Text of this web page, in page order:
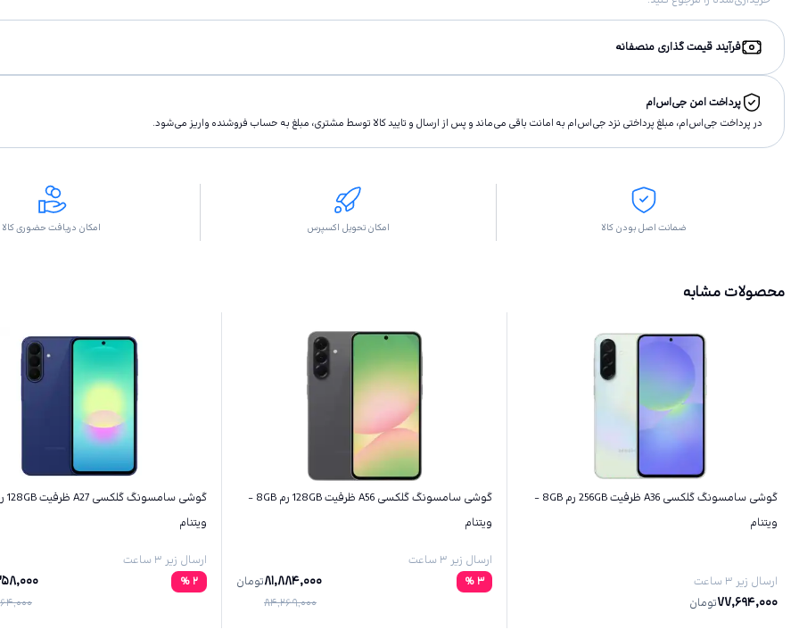
فرآیند قیمت گذاری منصفانه
پرداخت امن جی‌اس‌ام
در پرداخت جی‌اس‌ام، مبلغ پرداختى نزد جی‌اس‌ام به امانت باقى مى‌ماند و پس از ارسال و تاييد كالا توسط مشتری، مبلغ به حساب فروشنده واريز مى‌شود.
ضمانت اصل بودن کالا امکان تحویل اکسپرس امکان دریافت حضوری کالا
محصولات مشابه
گوشی سامسونگ گلکسی A36 ظرفیت 256GB رم 8GB -
ویتنام
ارسال زیر ۳ ساعت
77,694,000تومان
گوشی سامسونگ گلکسی A56 ظرفیت 128GB رم 8GB -
ویتنام
ارسال زیر ۳ ساعت
3
%
81,884,000
84,269,000
تومان
ویتنام
ارسال زیر ۳ ساعت
2
%